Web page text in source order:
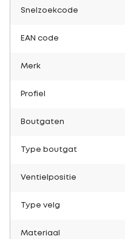
Snelzoekcode
EAN code
Merk
Profiel
Boutgaten
Type boutgat
Ventielpositie
Type velg
Materiaal